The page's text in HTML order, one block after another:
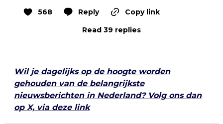
568 Reply
Copy link
Read 39 replies
Wil je dagelijks op de hoogte worden
gehouden van de belangrijkste
nieuwsberichten in Nederland? Volg ons dan
op X, via deze link